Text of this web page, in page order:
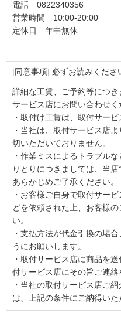
電話 0822340356
営業時間 10:00-20:00
定休日 年中無休
[同意事項] 必ずお読みくださ
詳細な工賃、ご予約等につ
サービス店にお問い合わせく
・取付け工賃は、取付サー
・当社は、取付サービス店
切いただいておりません。
・作業ミスによるトラブル
りとりにつきましては、当
あらかじめご了承ください。
・お客様ご自身で取付サー
どを依頼された上、お客様
い。
・支払方法が代金引換の場
うにお願いします。
・取付サービス店に商品を
付サービス店にその旨ご連絡
・当社の取付サービス店ご
は、上記の条件にご納得いた